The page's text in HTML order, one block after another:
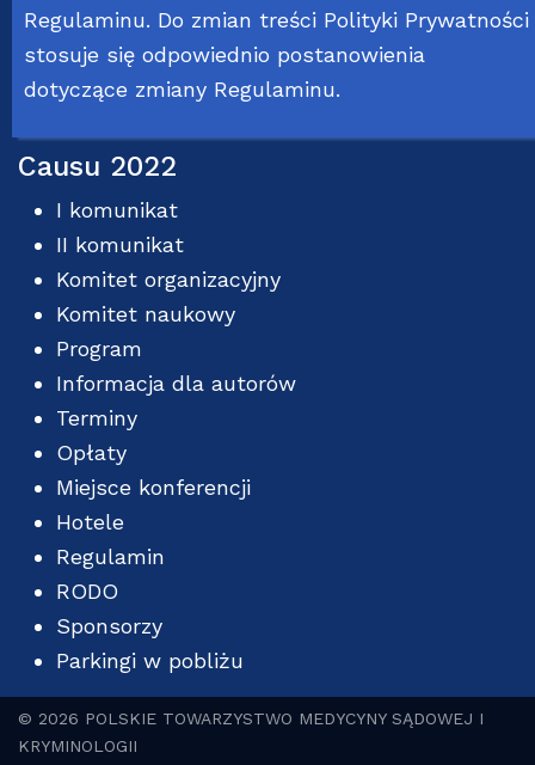
Regulaminu. Do zmian treści Polityki Prywatności
stosuje się odpowiednio postanowienia
dotyczące zmiany Regulaminu.
Causu 2022
I komunikat
II komunikat
Komitet organizacyjny
Komitet naukowy
Program
Informacja dla autorów
Terminy
Opłaty
Miejsce konferencji
Hotele
Regulamin
RODO
Sponsorzy
Parkingi w pobliżu
© 2026 POLSKIE TOWARZYSTWO MEDYCYNY SĄDOWEJ I
KRYMINOLOGII